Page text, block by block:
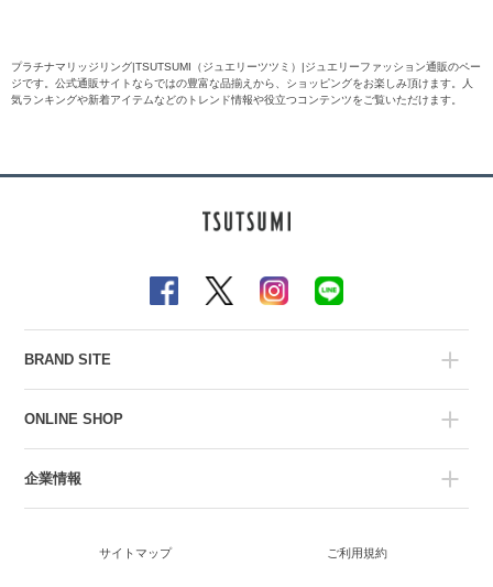
プラチナマリッジリング|TSUTSUMI（ジュエリーツツミ）|ジュエリーファッション通販のペー
ジです。公式通販サイトならではの豊富な品揃えから、ショッピングをお楽しみ頂けます。人
気ランキングや新着アイテムなどのトレンド情報や役立つコンテンツをご覧いただけます。
BRAND SITE
ONLINE SHOP
企業情報
サイトマップ ご利用規約